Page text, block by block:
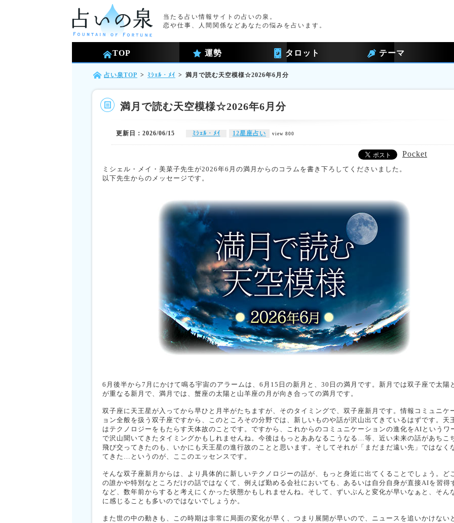
当たる占い情報サイトの占いの泉。
恋や仕事、人間関係などあなたの悩みを占います。
TOP 運勢 タロット テーマ
占い泉TOP > ﾐｼｪﾙ・ﾒｲ > 満月で読む天空模様☆2026年6月分
満月で読む天空模様☆2026年6月分
更新日：2026/06/15 ﾐｼｪﾙ・ﾒｲ 12星座占い view 800
Pocket
ミシェル・メイ・美菜子先生が2026年6月の満月からのコラムを書き下ろしてくださいました。
以下先生からのメッセージです。
6月後半から7月にかけて鳴る宇宙のアラームは、6月15日の新月と、30日の満月です。新月では双子座で太陽
が重なる新月で、満月では、蟹座の太陽と山羊座の月が向き合っての満月です。
双子座に天王星が入ってから早ひと月半がたちますが、そのタイミングで、双子座新月です。情報コミュニケ
ョン全般を扱う双子座ですから、このところその分野では、新しいものや話が沢山出てきているはずです。天
はテクノロジーをもたらす天体故のことです。ですから、これからのコミュニケーションの進化をAIというワ
で沢山聞いてきたタイミングかもしれませんね。今後はもっとああなるこうなる…等、近い未来の話があちこ
飛び交ってきたのも、いかにも天王星の進行故のことと思います。そしてそれが「まだまだ遠い先」ではなく
てきた…というのが、ここのエッセンスです。
そんな双子座新月からは、より具体的に新しいテクノロジーの話が、もっと身近に出てくることでしょう。ど
の誰かや特別なところだけの話ではなくて、例えば勤める会社においても、あるいは自分自身が直接AIを習得
など、数年前からすると考えにくかった状態かもしれませんね。そして、ずいぶんと変化が早いなぁと、そん
に感じることも多いのではないでしょうか。
また世の中の動きも、この時期は非常に局面の変化が早く、つまり展開が早いので、ニュースを追いかけない